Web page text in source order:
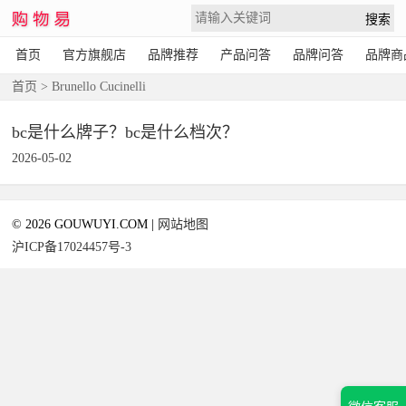
首页 官方旗舰店 品牌推荐 产品问答 品牌问答 品牌商
首页 > Brunello Cucinelli
bc是什么牌子？bc是什么档次？
2026-05-02
© 2026 GOUWUYI.COM |
网站地图
沪ICP备17024457号-3